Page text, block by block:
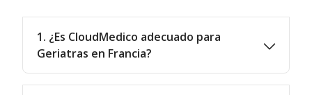
1. ¿Es CloudMedico adecuado para
Geriatras en Francia?